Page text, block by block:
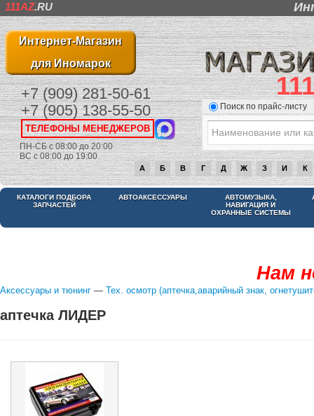
111AZ.RU
Интернет-Магазин
для Иномарок
+7 (909) 281-50-61
+7 (905) 138-55-50
ТЕЛЕФОНЫ МЕНЕДЖЕРОВ
ПН-СБ с 08:00 до 20:00
ВС с 08:00 до 19:00
Поиск по прайс-листу
А Б В Г Д Ж З И К
КАТАЛОГИ ПОДБОРА
ЗАПЧАСТЕЙ
АВТОАКСЕССУАРЫ
АВТОМУЗЫКА,
НАВИГАЦИЯ И
ОХРАННЫЕ СИСТЕМЫ
Нам
Аксессуары и тюнинг — Тех. осмотр (аптечка,аварийный знак,
аптечка ЛИДЕР